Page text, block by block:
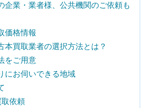
企業・業者様、公共機関のご依頼も
価格情報
本買取業者の選択方法とは？
をご用意
にお伺いできる地域
依頼